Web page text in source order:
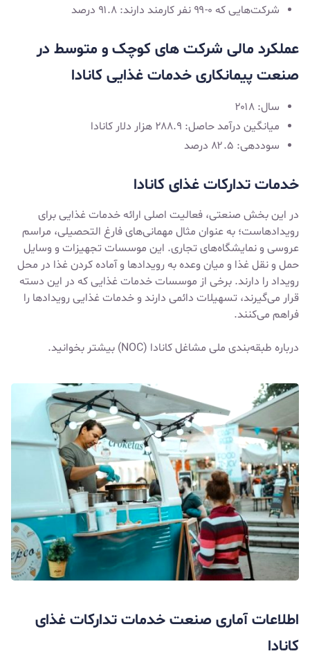
شرکت‌هایی که ۰-۹۹ نفر کارمند دارند: ۹۱.۸ درصد
عملکرد مالی شرکت ‌های کوچک و متوسط در
صنعت پیمانکاری خدمات غذایی کانادا
سال: ۲۰۱۸
میانگین درآمد حاصل: ۲۸۸.۹ هزار دلار کانادا
سوددهی: ۸۲.۵ درصد
خدمات تدارکات غذای کانادا
در این بخش صنعتی، فعالیت اصلی ارائه خدمات غذایی برای
رویدادهاست؛ به عنوان مثال مهمانی‌های فارغ التحصیلی، مراسم
عروسی و نمایشگاه‌های تجاری. این موسسات تجهیزات و وسایل
حمل و نقل غذا و میان وعده به رویدادها و آماده کردن غذا در محل
رویداد را دارند. برخی از موسسات خدمات غذایی که در این دسته
قرار می‌گیرند، تسهیلات دائمی دارند و خدمات غذایی رویدادها را
فراهم می‌کنند.
درباره طبقه‌بندی ملی مشاغل کانادا (NOC) بیشتر بخوانید.
اطلاعات آماری صنعت خدمات تدارکات غذای
کانادا